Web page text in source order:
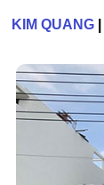
KIM QUANG
NGUYỄN XÍ